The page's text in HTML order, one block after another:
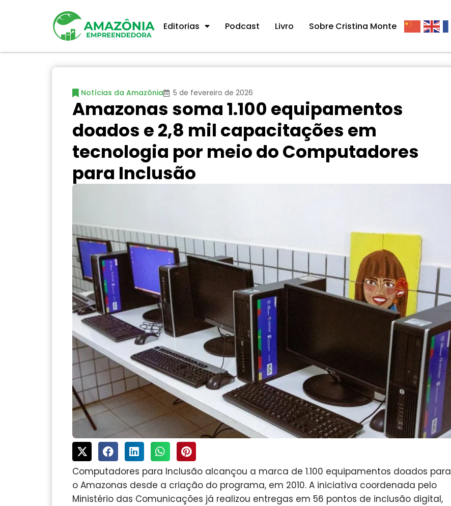
Editorias Podcast Livro Sobre Cristina Monte
Notícias da Amazônia 5 de fevereiro de 2026
Amazonas soma 1.100 equipamentos
doados e 2,8 mil capacitações em
tecnologia por meio do Computadores
para Inclusão
Computadores para Inclusão alcançou a marca de 1.100 equipamentos doados para
o Amazonas desde a criação do programa, em 2010. A iniciativa coordenada pelo
Ministério das Comunicações já realizou entregas em 56 pontos de inclusão digital,